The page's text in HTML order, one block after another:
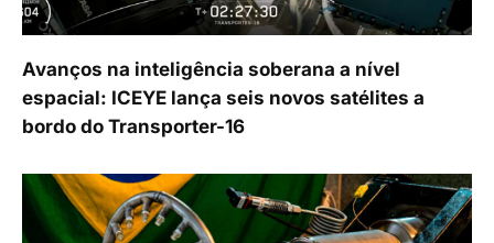
Avanços na inteligência soberana a nível
espacial: ICEYE lança seis novos satélites a
bordo do Transporter-16